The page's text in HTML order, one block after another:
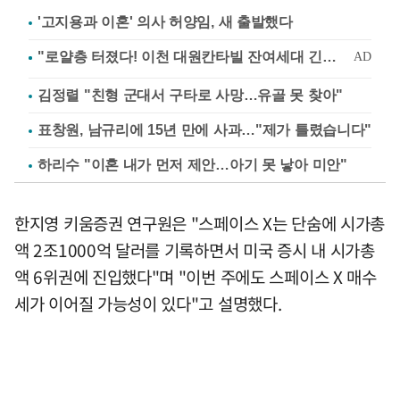
'고지용과 이혼' 의사 허양임, 새 출발했다
김정렬 "친형 군대서 구타로 사망…유골 못 찾아"
표창원, 남규리에 15년 만에 사과…"제가 틀렸습니다"
하리수 "이혼 내가 먼저 제안…아기 못 낳아 미안"
한지영 키움증권 연구원은 "스페이스 X는 단숨에 시가총
액 2조1000억 달러를 기록하면서 미국 증시 내 시가총
액 6위권에 진입했다"며 "이번 주에도 스페이스 X 매수
세가 이어질 가능성이 있다"고 설명했다.